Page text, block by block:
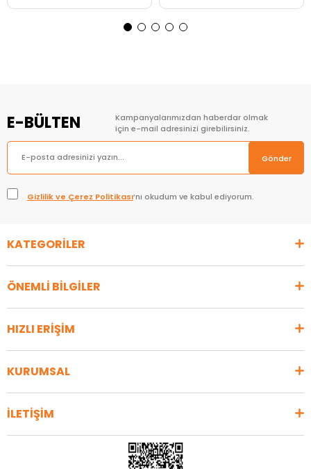
E-BÜLTEN
Kampanyalarımızdan haberdar olmak
için e-mail adresinizi girebilirsiniz.
Gönder
Gizlilik ve Çerez Politikası’nı okudum ve kabul ediyorum.
KATEGORİLER
ÖNEMLİ BİLGİLER
HIZLI ERİŞİM
KURUMSAL
İLETİŞİM